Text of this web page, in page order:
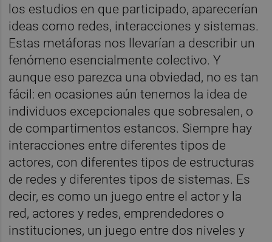
los estudios en que participado, aparecerían
ideas como redes, interacciones y sistemas.
Estas metáforas nos llevarían a describir un
fenómeno esencialmente colectivo. Y
aunque eso parezca una obviedad, no es tan
fácil: en ocasiones aún tenemos la idea de
individuos excepcionales que sobresalen, o
de compartimentos estancos. Siempre hay
interacciones entre diferentes tipos de
actores, con diferentes tipos de estructuras
de redes y diferentes tipos de sistemas. Es
decir, es como un juego entre el actor y la
red, actores y redes, emprendedores o
instituciones, un juego entre dos niveles y